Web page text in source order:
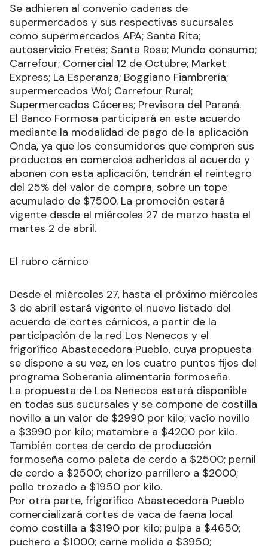
Se adhieren al convenio cadenas de
supermercados y sus respectivas sucursales
como supermercados APA; Santa Rita;
autoservicio Fretes; Santa Rosa; Mundo consumo;
Carrefour; Comercial 12 de Octubre; Market
Express; La Esperanza; Boggiano Fiambrería;
supermercados Wol; Carrefour Rural;
Supermercados Cáceres; Previsora del Paraná.
El Banco Formosa participará en este acuerdo
mediante la modalidad de pago de la aplicación
Onda, ya que los consumidores que compren sus
productos en comercios adheridos al acuerdo y
abonen con esta aplicación, tendrán el reintegro
del 25% del valor de compra, sobre un tope
acumulado de $7500. La promoción estará
vigente desde el miércoles 27 de marzo hasta el
martes 2 de abril.
El rubro cárnico
Desde el miércoles 27, hasta el próximo miércoles
3 de abril estará vigente el nuevo listado del
acuerdo de cortes cárnicos, a partir de la
participación de la red Los Nenecos y el
frigorífico Abastecedora Pueblo, cuya propuesta
se dispone a su vez, en los cuatro puntos fijos del
programa Soberanía alimentaria formoseña.
La propuesta de Los Nenecos estará disponible
en todas sus sucursales y se compone de costilla
novillo a un valor de $2990 por kilo; vacío novillo
a $3990 por kilo; matambre a $4200 por kilo.
También cortes de cerdo de producción
formoseña como paleta de cerdo a $2500; pernil
de cerdo a $2500; chorizo parrillero a $2000;
pollo trozado a $1950 por kilo.
Por otra parte, frigorífico Abastecedora Pueblo
comercializará cortes de vaca de faena local
como costilla a $3190 por kilo; pulpa a $4650;
puchero a $1000; carne molida a $3950;